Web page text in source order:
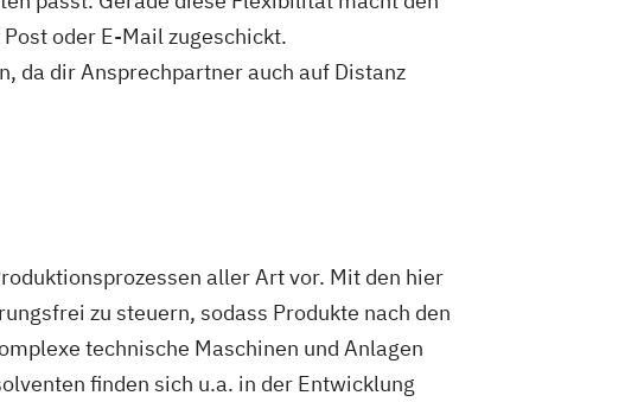
oder E-Mail zugeschickt.
da dir Ansprechpartner auch auf Distanz
aller Art vor. Mit den hier
zu steuern, sodass Produkte nach den
technische Maschinen und Anlagen
finden sich u.a. in der Entwicklung